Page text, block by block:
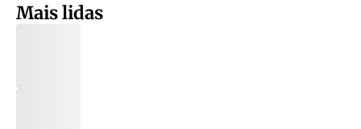
Mais lidas